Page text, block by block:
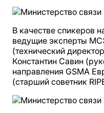
В качестве спикеров
ведущие эксперты
(технический
Константин Савин
направления GSMA
(старший советник